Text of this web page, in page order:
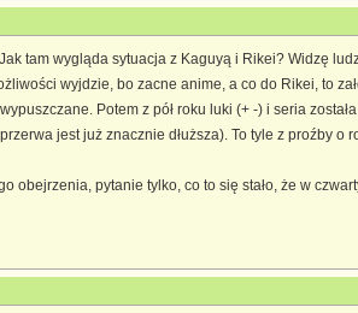
tam wygląda sytuacja z Kaguyą i Rikei? Widzę
wyjdzie, bo zacne anime, a co do Rikei, to
Potem z pół roku luki (+ -) i seria
jest już znacznie dłuższa). To tyle z proźby
obejrzenia, pytanie tylko, co to się stało, że w